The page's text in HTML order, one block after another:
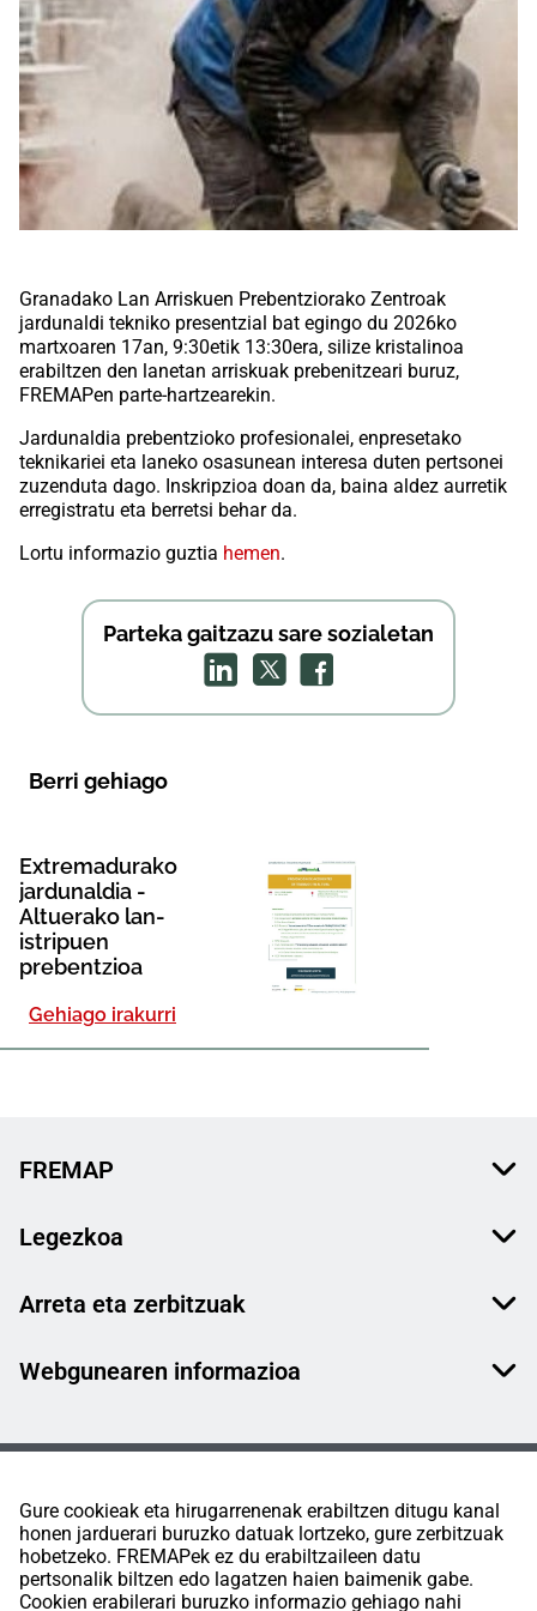
Gure cookieak eta hirugarrenenak erabiltzen ditugu kanal
honen jarduerari buruzko datuak lortzeko, gure zerbitzuak
hobetzeko. FREMAPek ez du erabiltzaileen datu
pertsonalik biltzen edo lagatzen haien baimenik gabe.
Cookien erabilerari buruzko informazio gehiago nahi
Granadako Lan Arriskuen Prebentziorako Zentroak
jardunaldi tekniko presentzial bat egingo du 2026ko
martxoaren 17an, 9:30etik 13:30era, silize kristalinoa
erabiltzen den lanetan arriskuak prebenitzeari buruz,
FREMAPen parte-hartzearekin.
Jardunaldia prebentzioko profesionalei, enpresetako
teknikariei eta laneko osasunean interesa duten pertsonei
zuzenduta dago. Inskripzioa doan da, baina aldez aurretik
erregistratu eta berretsi behar da.
​Lortu informazio guztia hemen.
Parteka gaitzazu sare sozialetan
Berri gehiago
Extremadurako
jardunaldia -
Altuerako lan-
istripuen
prebentzioa​
Gehiago irakurri
FREMAP
Legezkoa
Arreta eta zerbitzuak
Webgunearen informazioa